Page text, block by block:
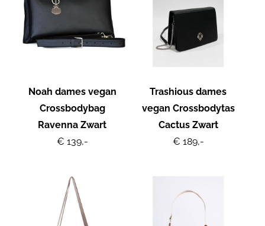
Noah dames vegan
Crossbodybag
Ravenna Zwart
€ 139,-
Trashious dames
vegan Crossbodytas
Cactus Zwart
€ 189,-